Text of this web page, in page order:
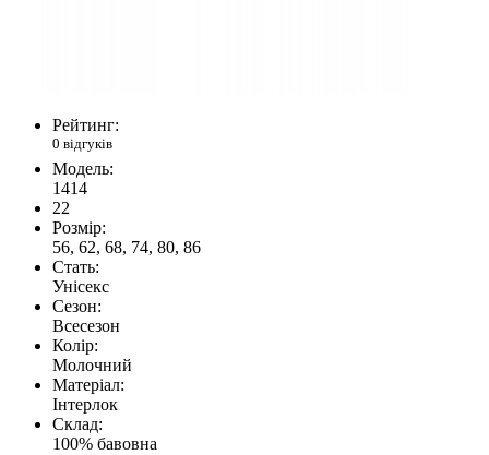
Рейтинг:
0 відгуків
Модель:
1414
22
Розмір:
56, 62, 68, 74, 80, 86
Стать:
Унісекс
Сезон:
Всесезон
Колір:
Молочний
Матеріал:
Інтерлок
Склад:
100% бавовна